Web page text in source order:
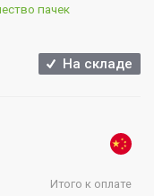
пачек
На складе
Итого к оплате